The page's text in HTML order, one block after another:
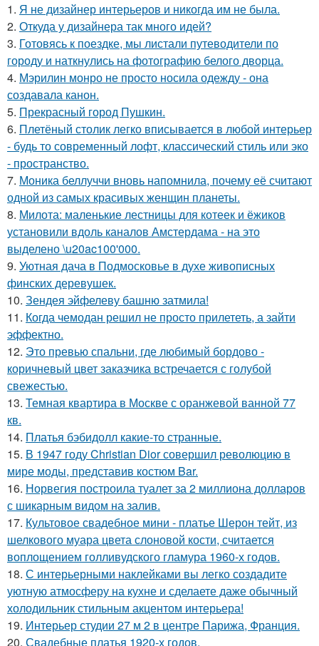
1. Я не дизайнер интерьеров и никогда им не была.
2. Откуда у дизайнера так много идей?
3. Готовясь к поездке, мы листали путеводители по
городу и наткнулись на фотографию белого дворца.
4. Мэрилин монро не просто носила одежду - она
создавала канон.
5. Прекрасный город Пушкин.
6. Плетёный столик легко вписывается в любой интерьер
- будь то современный лофт, классический стиль или эко
- пространство.
7. Моника беллуччи вновь напомнила, почему её считают
одной из самых красивых женщин планеты.
8. Милота: маленькие лестницы для котеек и ёжиков
установили вдоль каналов Амстердама - на это
выделено \u20ac100'000.
9. Уютная дача в Подмосковье в духе живописных
финских деревушек.
10. Зендея эйфелеву башню затмила!
11. Когда чемодан решил не просто прилететь, а зайти
эффектно.
12. Это превью спальни, где любимый бордово -
коричневый цвет заказчика встречается с голубой
свежестью.
13. Темная квартира в Москве с оранжевой ванной 77
кв.
14. Платья бэбидолл какие-то странные.
15. В 1947 году Christian Dior совершил революцию в
мире моды, представив костюм Bar.
16. Норвегия построила туалет за 2 миллиона долларов
с шикарным видом на залив.
17. Культовое свадебное мини - платье Шерон тейт, из
шелкового муара цвета слоновой кости, считается
воплощением голливудского гламура 1960-х годов.
18. С интерьерными наклейками вы легко создадите
уютную атмосферу на кухне и сделаете даже обычный
холодильник стильным акцентом интерьера!
19. Интерьер студии 27 м 2 в центре Парижа, Франция.
20. Свадебные платья 1920-х годов.